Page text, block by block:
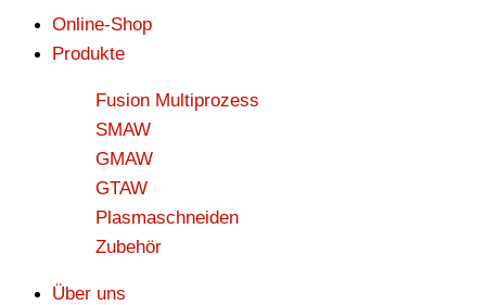
Online-Shop
Produkte
Fusion Multiprozess
SMAW
GMAW
GTAW
Plasmaschneiden
Zubehör
Über uns